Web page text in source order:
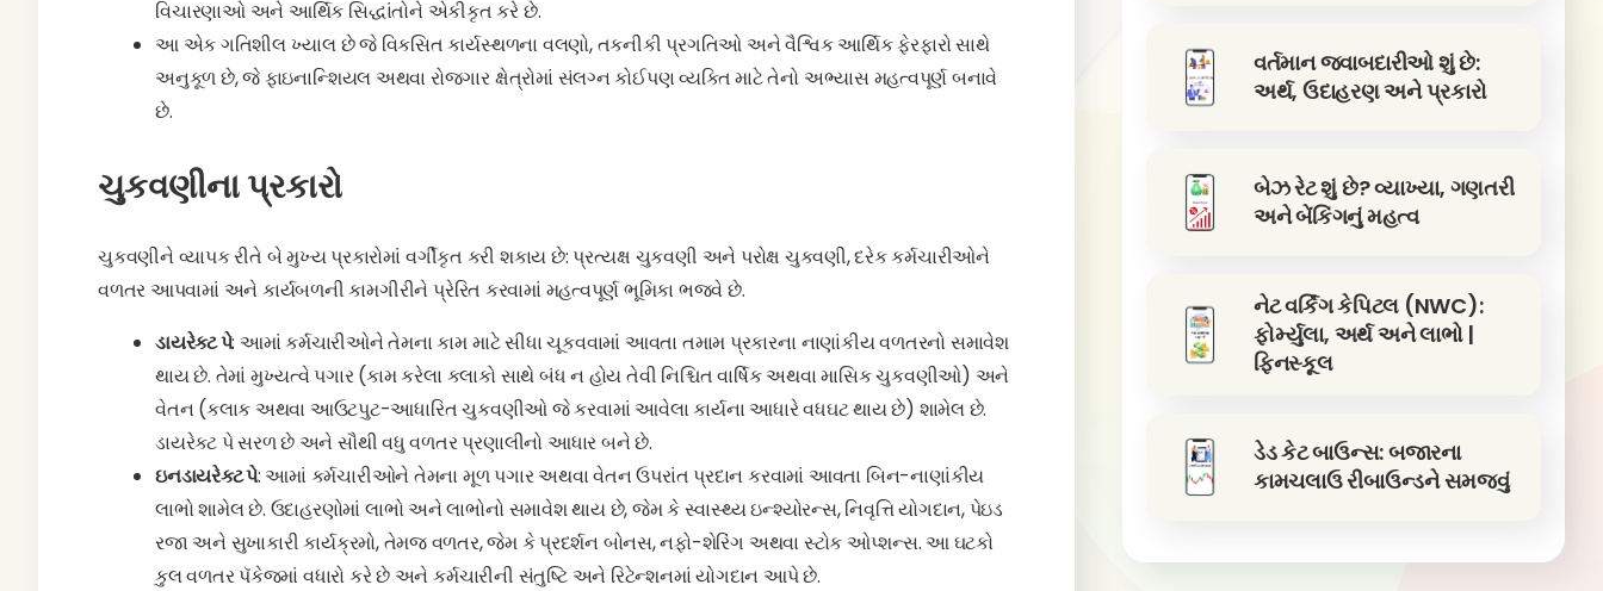
વિચારણાઓ અને આર્થિક સિદ્ધાંતોને એકીકૃત કરે છે.
આ એક ગતિશીલ ખ્યાલ છે જે વિકસિત કાર્યસ્થળના વલણો, તકનીકી પ્રગતિઓ અને વૈશ્વિક આર્થિક ફેરફારો સાથે
અનુકૂળ છે, જે ફાઇનાન્શિયલ અથવા રોજગાર ક્ષેત્રોમાં સંલગ્ન કોઈપણ વ્યક્તિ માટે તેનો અભ્યાસ મહત્વપૂર્ણ બનાવે
છે.
ચુકવણીના પ્રકારો
ચુકવણીને વ્યાપક રીતે બે મુખ્ય પ્રકારોમાં વર્ગીકૃત કરી શકાય છે: પ્રત્યક્ષ ચુકવણી અને પરોક્ષ ચુકવણી, દરેક કર્મચારીઓને
વળતર આપવામાં અને કાર્યબળની કામગીરીને પ્રેરિત કરવામાં મહત્વપૂર્ણ ભૂમિકા ભજવે છે.
ડાયરેક્ટ પે: આમાં કર્મચારીઓને તેમના કામ માટે સીધા ચૂકવવામાં આવતા તમામ પ્રકારના નાણાંકીય વળતરનો સમાવેશ
થાય છે. તેમાં મુખ્યત્વે પગાર (કામ કરેલા કલાકો સાથે બંધ ન હોય તેવી નિશ્ચિત વાર્ષિક અથવા માસિક ચુકવણીઓ) અને
વેતન (કલાક અથવા આઉટપુટ-આધારિત ચુકવણીઓ જે કરવામાં આવેલા કાર્યના આધારે વધઘટ થાય છે) શામેલ છે.
ડાયરેક્ટ પે સરળ છે અને સૌથી વધુ વળતર પ્રણાલીનો આધાર બને છે.
ઇનડાયરેક્ટ પે: આમાં કર્મચારીઓને તેમના મૂળ પગાર અથવા વેતન ઉપરાંત પ્રદાન કરવામાં આવતા બિન-નાણાંકીય
લાભો શામેલ છે. ઉદાહરણોમાં લાભો અને લાભોનો સમાવેશ થાય છે, જેમ કે સ્વાસ્થ્ય ઇન્શ્યોરન્સ, નિવૃત્તિ યોગદાન, પેઇડ
રજા અને સુખાકારી કાર્યક્રમો, તેમજ વળતર, જેમ કે પ્રદર્શન બોનસ, નફો-શેરિંગ અથવા સ્ટોક ઓપ્શન્સ. આ ઘટકો
કુલ વળતર પૅકેજમાં વધારો કરે છે અને કર્મચારીની સંતુષ્ટિ અને રિટેન્શનમાં યોગદાન આપે છે.
વર્તમાન જવાબદારીઓ શું છે:
અર્થ, ઉદાહરણ અને પ્રકારો
બેઝ રેટ શું છે? વ્યાખ્યા, ગણતરી
અને બેંકિંગનું મહત્વ
નેટ વર્કિંગ કેપિટલ (NWC):
ફોર્મ્યુલા, અર્થ અને લાભો |
ફિનસ્કૂલ
ડેડ કેટ બાઉન્સ: બજારના
કામચલાઉ રીબાઉન્ડને સમજવું